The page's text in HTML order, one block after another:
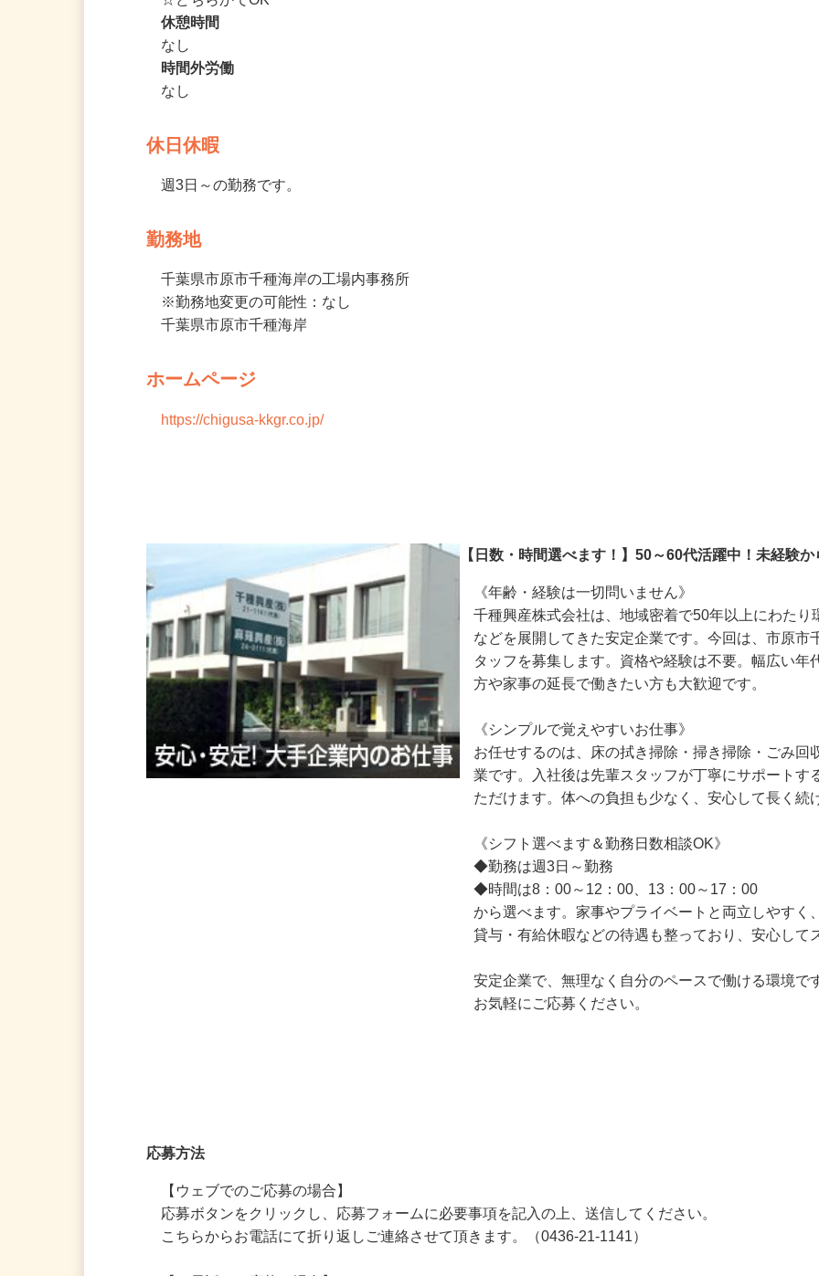
（2）13：00～17：00
☆どちらかでOK
休憩時間
なし
時間外労働
休日休暇
勤務地
千葉県市原市千種海岸の工場内事務所
ホームページ
【日数・時間選べます！】50～60代活躍中！未経験
《年齢・経験は一切問いません》
千種興産株式会社は、地域密着で50年以上にわた
などを展開してきた安定企業です。今回は、市原
方や家事の延長で働きたい方も大歓迎です。
《シンプルで覚えやすいお仕事》
お任せするのは、床の拭き掃除・掃き掃除・ごみ
ただけます。体への負担も少なく、安心して長く
《シフト選べます＆勤務日数相談OK》
◆勤務は週3日～勤務
◆時間は8：00～12：00、13：00～17：00
貸与・有給休暇などの待遇も整っており、安心し
応募方法
【ウェブでのご応募の場合】